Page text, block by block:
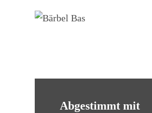
Abgestimmt mit